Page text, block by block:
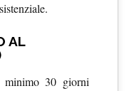
AL
minimo 30 giorni